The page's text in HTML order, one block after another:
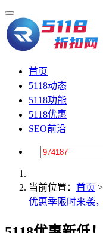
首页
5118动态
5118功能
5118优惠
SEO前沿
当前位置： 首页 >
优惠季限时来袭